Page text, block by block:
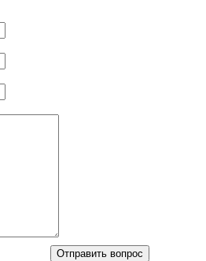
Отправить вопрос